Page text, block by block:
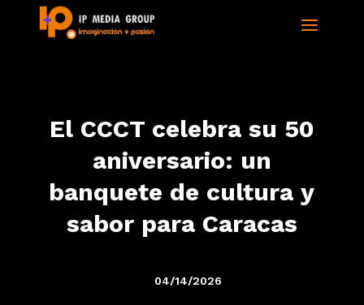
El CCCT celebra su 50
aniversario: un
banquete de cultura y
sabor para Caracas
04/14/2026